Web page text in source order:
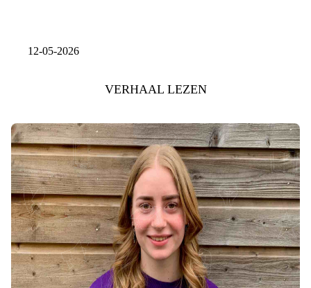
12-05-2026
VERHAAL LEZEN